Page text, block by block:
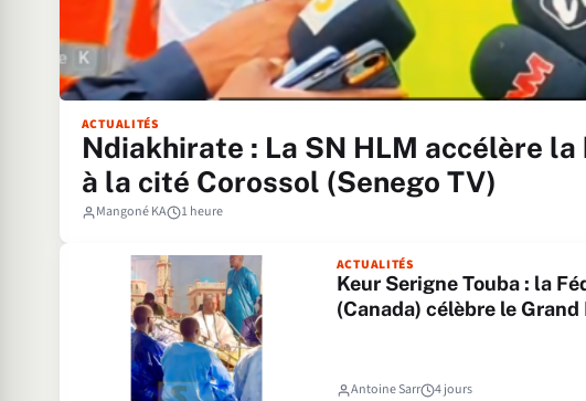
ACTUALITÉS
Ndiakhirate : La SN HLM accélère
à la cité Corossol (Senego TV)
Mangoné KA 1 heure
ACTUALITÉS
Keur Serigne Touba : la
(Canada) célèbre le Grand
Antoine Sarr 4 jours